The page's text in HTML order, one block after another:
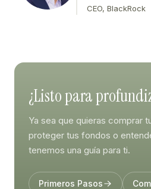
CEO, BlackRock
¿Listo para
Ya sea que quieras comprar
proteger tus fondos o
tenemos una guía para ti.
Primeros Pasos